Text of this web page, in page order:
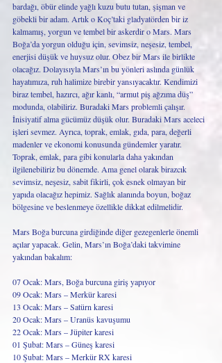
bardağı, öbür elinde yağlı kuzu butu tutan, şişman ve
göbekli bir adam. Artık o Koç’taki gladyatörden bir iz
kalmamış, yorgun ve tembel bir askerdir o Mars. Mars
Boğa’da yorgun olduğu için, sevimsiz, neşesiz, tembel,
enerjisi düşük ve huysuz olur. Obez bir Mars ile birlikte
olacağız. Dolayısıyla Mars’ın bu yönleri aslında günlük
hayatımıza, ruh halimize birebir yansıyacaktır. Kendimizi
biraz tembel, hazırcı, ağır kanlı, “armut piş ağzıma düş”
modunda, olabiliriz. Buradaki Mars problemli çalışır.
İnisiyatif alma gücümüz düşük olur. Buradaki Mars aceleci
işleri sevmez. Ayrıca, toprak, emlak, gıda, para, değerli
madenler ve ekonomi konusunda gündemler yaratır.
Toprak, emlak, para gibi konularla daha yakından
ilgilenebiliriz bu dönemde. Ama genel olarak birazcık
sevimsiz, neşesiz, sabit fikirli, çok esnek olmayan bir
yapıda olacağız hepimiz. Sağlık alanında boyun, boğaz
bölgesine ve beslenmeye özellikle dikkat edilmelidir.
Mars Boğa burcuna girdiğinde diğer gezegenlerle önemli
açılar yapacak. Gelin, Mars’ın Boğa’daki takvimine
yakından bakalım:
07 Ocak: Mars, Boğa burcuna giriş yapıyor
09 Ocak: Mars – Merkür karesi
13 Ocak: Mars – Satürn karesi
20 Ocak: Mars – Uranüs kavuşumu
22 Ocak: Mars – Jüpiter karesi
01 Şubat: Mars – Güneş karesi
10 Şubat: Mars – Merkür RX karesi